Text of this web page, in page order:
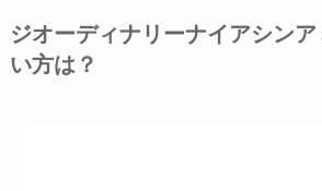
ジオーディナリーナイアシン
い方は？